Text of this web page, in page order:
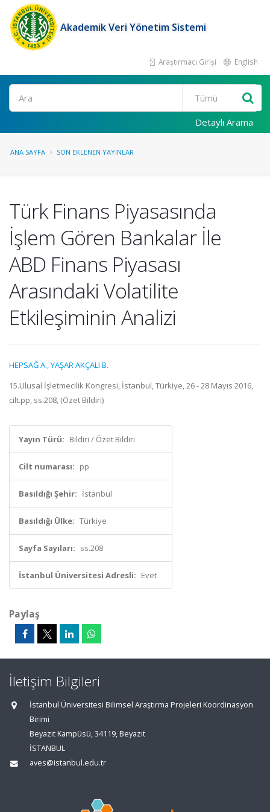
Akademik Veri Yönetim Sistemi
Araştırmacı Girişi English
Ara
Detaylı Arama
ANA SAYFA SON EKLENEN YAYINLAR
Türk Finans Piyasasında
İşlem Gören Bankalar İle
ABD Finans Piyasası
Arasındaki Volatilite
Etkileşiminin Analizi
HEPSAĞ A.,YAŞAR AKÇALI B.
15.Ulusal İşletmecilik Kongresi, İstanbul, Türkiye, 26 - 28 Mayıs 2016,
cilt.pp, ss.208, (Özet Bildiri)
Yayın Türü: Bildiri / Özet Bildiri
Cilt numarası: pp
Basıldığı Şehir: İstanbul
Basıldığı Ülke: Türkiye
Sayfa Sayıları: ss.208
İstanbul Üniversitesi Adresli: Evet
Paylaş
İletişim Bilgileri
İstanbul Üniversitesi Bilimsel Araştırma Projeleri Koordinasyon
Birimi
Beyazıt Kampüsü, 34119, Beyazıt
İSTANBUL
aves@istanbul.edu.tr